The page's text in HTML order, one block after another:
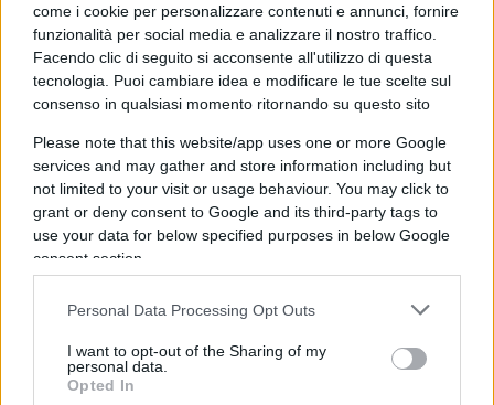
come i cookie per personalizzare contenuti e annunci, fornire
funzionalità per social media e analizzare il nostro traffico.
Facendo clic di seguito si acconsente all'utilizzo di questa
tecnologia. Puoi cambiare idea e modificare le tue scelte sul
consenso in qualsiasi momento ritornando su questo sito
Please note that this website/app uses one or more Google
services and may gather and store information including but
not limited to your visit or usage behaviour. You may click to
grant or deny consent to Google and its third-party tags to
use your data for below specified purposes in below Google
consent section.
Personal Data Processing Opt Outs
I want to opt-out of the Sharing of my
personal data.
Opted In
avallarla.
I primi a defilarsi sono stati gli Stati Uniti quasi un
anno or sono. Il 3 dicembre l’allora ambasciatore
Usa all’Onu Nikky Haley ha annunciato la
decisione del presidente Donald Trump spiegando
che “l’America è orgogliosa della propria eredità di
immigrati e della sua lunga leadership morale nel
fornire sostegno agli emigranti e ai rifugiati in
materia di politiche migratorie devono sempre
essere prese dagli americani e da loro soltanto.
Decideremo il modo migliore di controllare le